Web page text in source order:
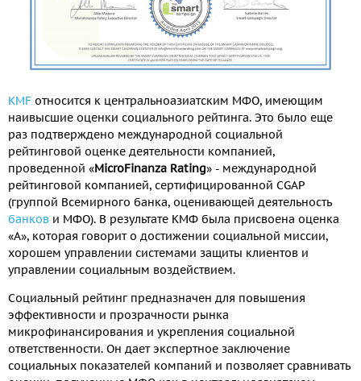
KMF относится к центральноазиатским МФО, имеющим
наивысшие оценки социального рейтинга. Это было еще
раз подтверждено международной социальной
рейтинговой оценке деятельности компанией,
проведенной «MicroFinanza Rating» - международной
рейтинговой компанией, сертифицированной CGAP
(группой Всемирного банка, оценивающей деятельность
банков и МФО). В результате КМФ была присвоена оценка
«А», которая говорит о достижении социальной миссии,
хорошем управлении системами защиты клиентов и
управлении социальным воздействием.
Социальный рейтинг предназначен для повышения
эффективности и прозрачности рынка
микрофинансирования и укрепления социальной
ответственности. Он дает экспертное заключение
социальных показателей компаний и позволяет сравнивать